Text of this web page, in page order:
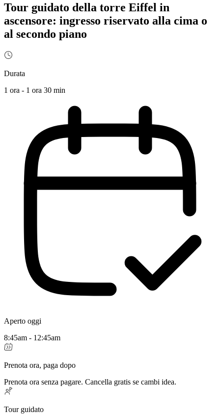
Tour guidato della torre Eiffel in
ascensore: ingresso riservato alla cima o
al secondo piano
Durata
1 ora - 1 ora 30 min
Aperto oggi
8:45am - 12:45am
Prenota ora, paga dopo
Prenota ora senza pagare. Cancella gratis se cambi idea.
Tour guidato